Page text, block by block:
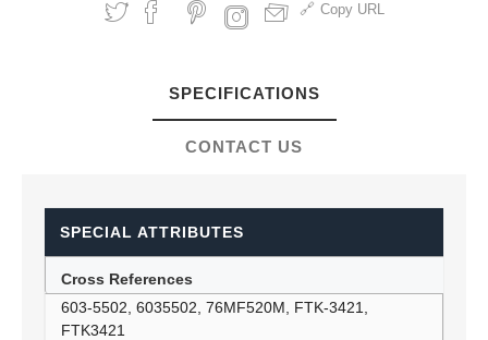
Copy URL
SPECIFICATIONS
CONTACT US
SPECIAL ATTRIBUTES
Cross References
603-5502, 6035502, 76MF520M, FTK-3421,
FTK3421